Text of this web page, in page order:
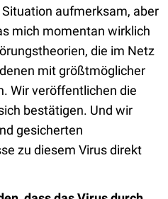
aufmerksam, aber
mich momentan wirklich
die im Netz
mit größtmöglicher
Wir veröffentlichen die
bestätigen. Und wir
gesicherten
zu diesem Virus direkt